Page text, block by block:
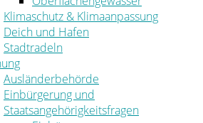
Klimaschutz & Klimaanpassung
Deich und Hafen
Stadtradeln
Ausländerbehörde
Einbürgerung und
Staatsangehörigkeitsfragen